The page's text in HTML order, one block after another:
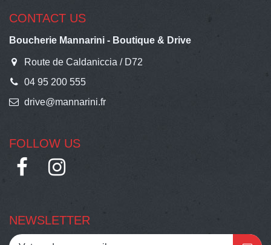
CONTACT US
Boucherie Mannarini - Boutique & Drive
Route de Caldaniccia / D72
04 95 200 555
drive@mannarini.fr
FOLLOW US
NEWSLETTER